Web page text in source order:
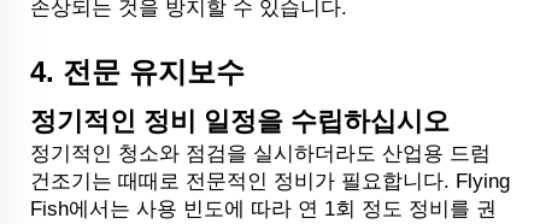
손상되는 것을 방지할 수 있습니다.
4. 전문 유지보수
정기적인 정비 일정을 수립하십시오
정기적인 청소와 점검을 실시하더라도 산업용 드럼
건조기는 때때로 전문적인 정비가 필요합니다. Flying
Fish에서는 사용 빈도에 따라 연 1회 정도 정비를 권